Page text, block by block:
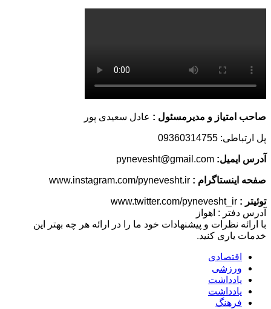
صاحب امتیاز و مدیرمسئول : عادل سعیدی پور
پل ارتباطی: 09360314755
آدرس ایمیل:
صفحه اینستاگرام :
توئیتر :
آدرس دفتر : اهواز
با ارائه نظرات و پیشنهادات خود ما را در ارائه هر چه بهتر این
خدمات یاری کنید.
اقتصادی
ورزشی
یادداشت
یادداشت
فرهنگ